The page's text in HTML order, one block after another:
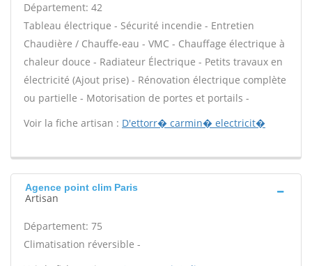
Département: 42
Tableau électrique - Sécurité incendie - Entretien
Chaudière / Chauffe-eau - VMC - Chauffage électrique à
chaleur douce - Radiateur Électrique - Petits travaux en
électricité (Ajout prise) - Rénovation électrique complète
ou partielle - Motorisation de portes et portails -
Voir la fiche artisan : D'ettorr� carmin� electricit�
Agence point clim Paris
Artisan
Département: 75
Climatisation réversible -